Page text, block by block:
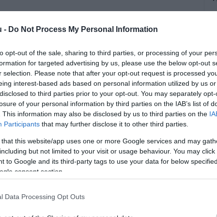
- Do Not Process My Personal Information
opt-out of the sale, sharing to third parties, or processing of your
for targeted advertising by us, please use the below opt-out
selection. Please note that after your opt-out request is processed
interest-based ads based on personal information utilized by us
to third parties prior to your opt-out. You may separately
of your personal information by third parties on the IAB’s list of
This information may also be disclosed by us to third parties on the
Participants that may further disclose it to other third parties.
that this website/app uses one or more Google services and may
but not limited to your visit or usage behaviour. You may
to Google and its third-party tags to use your data for below
consent section.
Data Processing Opt Outs
a főbb hídfelújítási munkák, és
előtt a megújuló északi felüljáró a
szerint. Ezt követően már csak
felszíni csomópont helyreállítása
is dolgoznak.